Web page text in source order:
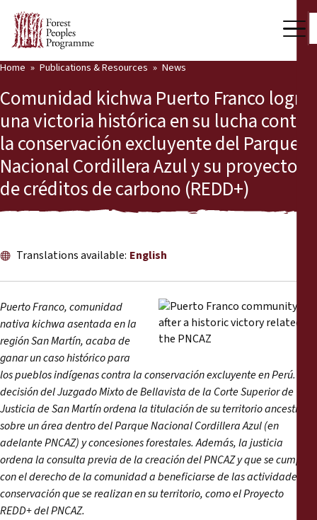
Support Us
Our Work
Community Voices
Partners & Countries
Latest News
Publications & Resources
News
Reports
Press Releases
Training Materials
Briefing Papers
Legal Submissions
Home Publications & Resources News
Comunidad kichwa Puerto Franco logra
una victoria histórica en su lucha contra
la conservación excluyente del Parque
Nacional Cordillera Azul y su proyecto
de créditos de carbono (REDD+)
Translations available: English
Puerto Franco, comunidad
nativa kichwa asentada en la
región San Martín, acaba de
ganar un caso histórico para
los pueblos indígenas contra la conservación excluyente en Perú. La
decisión del Juzgado Mixto de Bellavista de la Corte Superior de
Justicia de San Martín ordena la titulación de su territorio ancestral,
sobre un área dentro del Parque Nacional Cordillera Azul (en
adelante PNCAZ) y concesiones forestales. Además, la justicia
ordena la consulta previa de la creación del PNCAZ y que se cumpla
con el derecho de la comunidad a beneficiarse de las actividades de
conservación que se realizan en su territorio, como el Proyecto
REDD+ del PNCAZ.